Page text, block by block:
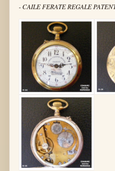
- CAILE FERATE REGALE